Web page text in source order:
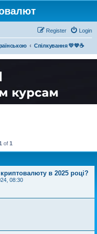
Login
Register
Спілкування 💛💙☕
of 1
в 2025 році?
08:30